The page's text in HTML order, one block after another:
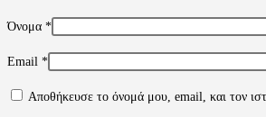
Όνομα *
Email *
Αποθήκευσε το όνομά μου, email, και τον